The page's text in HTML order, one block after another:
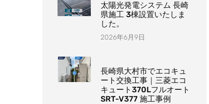
太陽光発電システム 長崎
県施工 3棟設置いたしま
した。
2026年6月9日
長崎県大村市でエコキュ
ート交換工事｜三菱エコ
キュート370Lフルオート
SRT-V377 施工事例